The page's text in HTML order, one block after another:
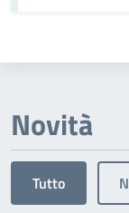
Novità
Tutto